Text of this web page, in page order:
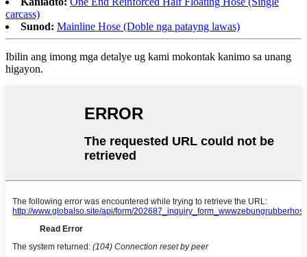
carcass)
Sunod: Mainline Hose (Doble nga patayng lawas)
Ibilin ang imong mga detalye ug kami mokontak kanimo sa unang
higayon.